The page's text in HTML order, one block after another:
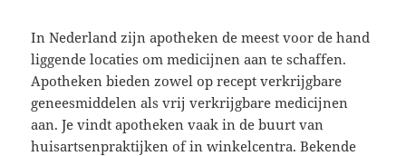
In Nederland zijn apotheken de meest voor de hand
liggende locaties om medicijnen aan te schaffen.
Apotheken bieden zowel op recept verkrijgbare
geneesmiddelen als vrij verkrijgbare medicijnen
aan. Je vindt apotheken vaak in de buurt van
huisartsenpraktijken of in winkelcentra. Bekende